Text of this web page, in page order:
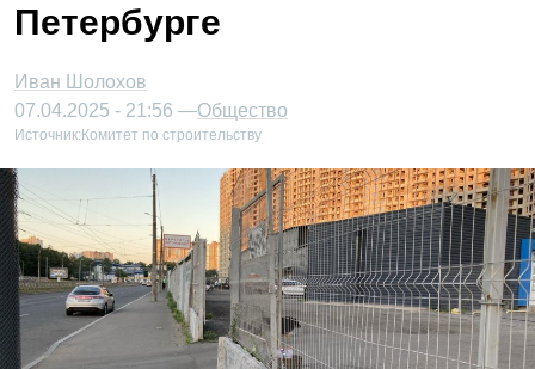
Петербурге
Иван Шолохов
07.04.2025 - 21:56 —Общество
Источник: Комитет по строительству